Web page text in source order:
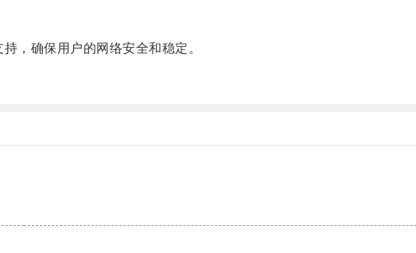
，确保用户的网络安全和稳定。